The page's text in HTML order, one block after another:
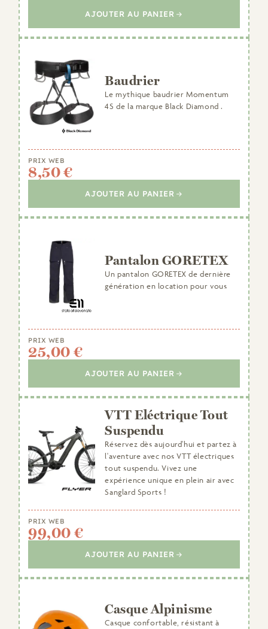
AJOUTER AU PANIER
Baudrier
Le mythique baudrier Momentum
4S de la marque Black Diamond .
PRIX WEB
8,50 €
AJOUTER AU PANIER
Pantalon GORETEX
Un pantalon GORETEX de dernière
génération en location pour vous
PRIX WEB
25,00 €
AJOUTER AU PANIER
VTT Eléctrique Tout
Suspendu
Réservez dès aujourd'hui et partez à
l'aventure avec nos VTT électriques
tout suspendu. Vivez une
expérience unique en plein air avec
Sanglard Sports !
PRIX WEB
99,00 €
AJOUTER AU PANIER
Casque Alpinisme
Casque confortable, résistant à